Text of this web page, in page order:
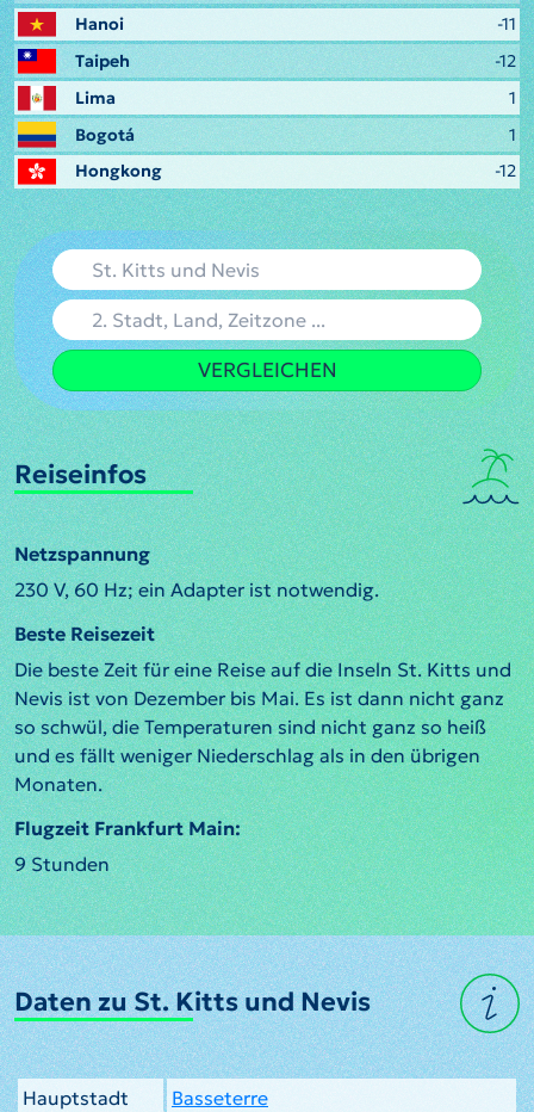
Hanoi
-11
Taipeh
-12
Lima
1
Bogotá
1
Hongkong
-12
VERGLEICHEN
Reiseinfos
Netzspannung
230 V, 60 Hz; ein Adapter ist notwendig.
Beste Reisezeit
Die beste Zeit für eine Reise auf die Inseln St. Kitts und
Nevis ist von Dezember bis Mai. Es ist dann nicht ganz
so schwül, die Temperaturen sind nicht ganz so heiß
und es fällt weniger Niederschlag als in den übrigen
Monaten.
Flugzeit Frankfurt Main:
9 Stunden
Daten zu St. Kitts und Nevis
Hauptstadt Basseterre